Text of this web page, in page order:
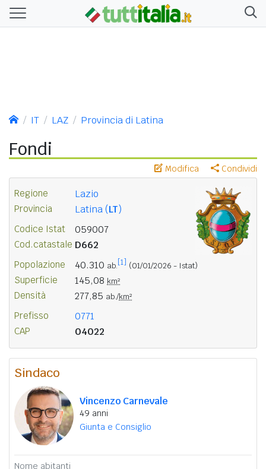
IT LAZ Provincia di Latina
Fondi
Modifica Condividi
Regione Lazio
Provincia Latina (LT)
Codice Istat 059007
Cod.catastale D662
Popolazione 40.310 ab. [1] (01/01/2026 - Istat)
Superficie 145,08 km²
Densità 277,85 ab./km²
Prefisso 0771
CAP 04022
Sindaco
Vincenzo Carnevale
49 anni
Giunta e Consiglio
Nome abitanti